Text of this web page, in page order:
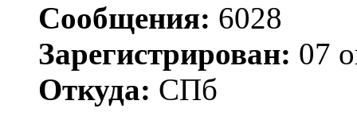
Сообщения: 6028
Зарегистрирован: 07
Откуда: СПб